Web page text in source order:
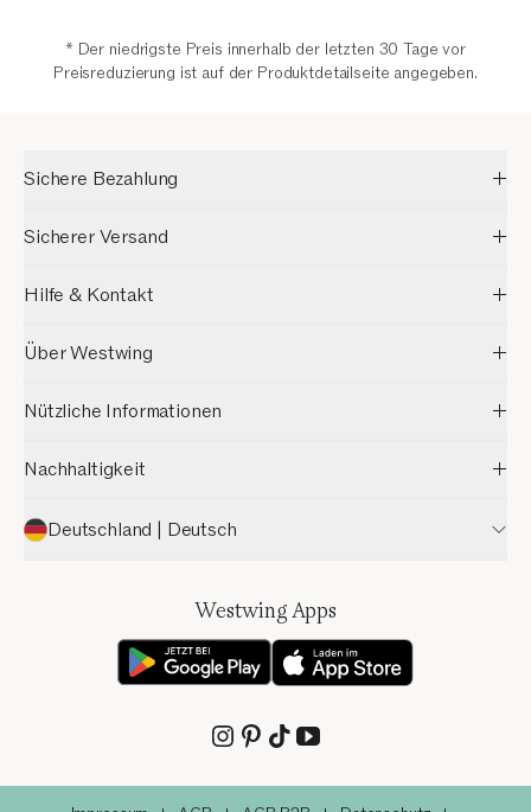
* Der niedrigste Preis innerhalb der letzten 30 Tage vor
Preisreduzierung ist auf der Produktdetailseite angegeben.
Sichere Bezahlung
Sicherer Versand
Hilfe & Kontakt
Über Westwing
Nützliche Informationen
Nachhaltigkeit
Deutschland | Deutsch
Westwing Apps